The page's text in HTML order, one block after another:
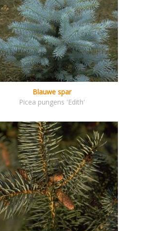
Blauwe spar
Picea pungens 'Edith'